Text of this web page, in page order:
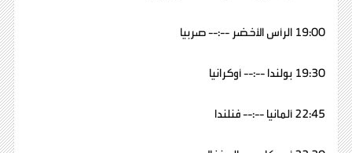
19:00 الرأس الأخضر --:-- صربيا
19:30 بولندا --:-- أوكرانيا
22:45 ألمانيا --:-- فنلندا